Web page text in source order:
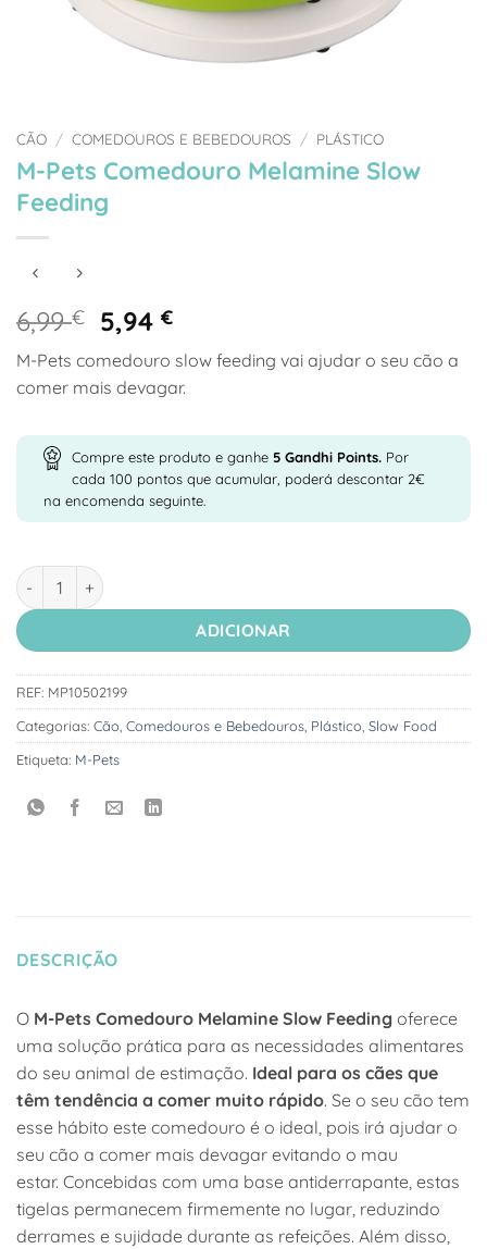
CÃO / COMEDOUROS E BEBEDOUROS / PLÁSTICO
M-Pets Comedouro Melamine Slow
Feeding
6,99€
O
preço
original
era:
5,94€O
preço
atual
é:
M-Pets comedouro slow feeding vai ajudar o seu cão a
comer mais devagar.
Compre este produto e ganhe 5 Gandhi Points. Por
cada 100 pontos que acumular, poderá descontar 2€
na encomenda seguinte.
Quantidade de M-Pets Comedouro Melamine Slow Feeding
ADICIONAR
REF: MP10502199
Categorias: Cão Comedouros e Bebedouros Plástico Slow Food
Etiqueta: M-Pets
DESCRIÇÃO
O M-Pets Comedouro Melamine Slow Feeding oferece
uma solução prática para as necessidades alimentares
do seu animal de estimação. Ideal para os cães que
têm tendência a comer muito rápido. Se o seu cão tem
esse hábito este comedouro é o ideal, pois irá ajudar o
seu cão a comer mais devagar evitando o mau
estar. Concebidas com uma base antiderrapante, estas
tigelas permanecem firmemente no lugar, reduzindo
derrames e sujidade durante as refeições. Além disso,